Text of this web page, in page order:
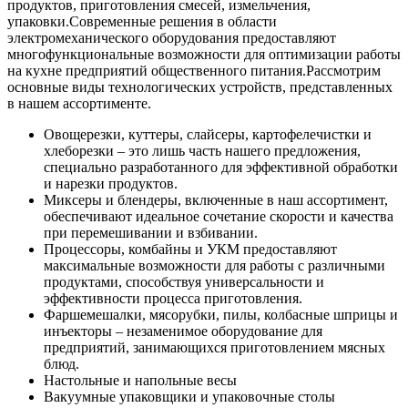
продуктов, приготовления смесей, измельчения,
упаковки.Современные решения в области
электромеханического оборудования предоставляют
многофункциональные возможности для оптимизации работы
на кухне предприятий общественного питания.Рассмотрим
основные виды технологических устройств, представленных
в нашем ассортименте.
Овощерезки, куттеры, слайсеры, картофелечистки и
хлеборезки – это лишь часть нашего предложения,
специально разработанного для эффективной обработки
и нарезки продуктов.
Миксеры и блендеры, включенные в наш ассортимент,
обеспечивают идеальное сочетание скорости и качества
при перемешивании и взбивании.
Процессоры, комбайны и УКМ предоставляют
максимальные возможности для работы с различными
продуктами, способствуя универсальности и
эффективности процесса приготовления.
Фаршемешалки, мясорубки, пилы, колбасные шприцы и
инъекторы – незаменимое оборудование для
предприятий, занимающихся приготовлением мясных
блюд.
Настольные и напольные весы
Вакуумные упаковщики и упаковочные столы